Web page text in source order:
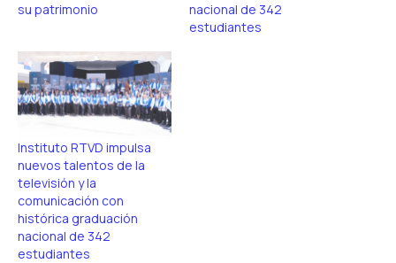
su patrimonio
nacional de 342
estudiantes
Instituto RTVD impulsa
nuevos talentos de la
televisión y la
comunicación con
histórica graduación
nacional de 342
estudiantes